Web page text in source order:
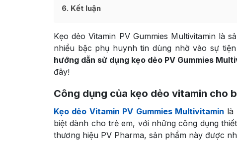
6 Kết luận
Kẹo dẻo Vitamin PV Gummies Multivitamin là
nhiều bậc phụ huynh tin dùng nhờ vào sự
hướng dẫn sử dụng kẹo dẻo PV Gummies
đây!
Công dụng của kẹo dẻo vitamin cho
Kẹo dẻo Vitamin PV Gummies Multivitamin là
biệt dành cho trẻ em, với những công dụng
thương hiệu PV Pharma, sản phẩm này được